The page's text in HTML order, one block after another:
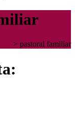
> pastoral familiar